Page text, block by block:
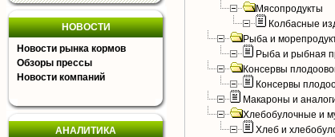
НОВОСТИ
Новости рынка кормов
Обзоры прессы
Новости компаний
АНАЛИТИКА
Мясопродукты
Колбасные
Рыба и
Рыба и рыбная
Консервы
Консервы
Макароны и
Хлебобулочные и
Хлеб и